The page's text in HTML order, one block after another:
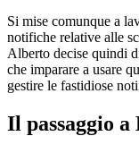
Si mise comunque a
notifiche relative alle
Alberto decise quindi
che imparare a usare
gestire le fastidiose
Il passaggio